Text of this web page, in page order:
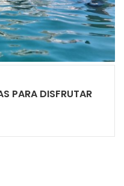
PARA DISFRUTAR